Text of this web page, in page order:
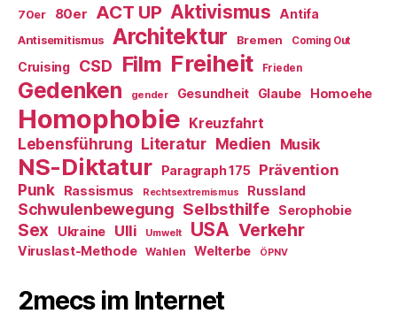
70er 80er ACT UP Aktivismus Antifa
Antisemitismus Architektur Bremen Coming Out
Cruising CSD Film Freiheit Frieden
Gedenken gender Gesundheit Glaube Homoehe
Homophobie Kreuzfahrt
Lebensführung Literatur Medien Musik
NS-Diktatur Paragraph 175
Prävention
Punk
Rassismus Rechtsextremismus Russland
Schwulenbewegung Selbsthilfe Serophobie
Sex Ukraine Ulli Umwelt USA Verkehr
Viruslast-Methode Wahlen Welterbe ÖPNV
2mecs im Internet